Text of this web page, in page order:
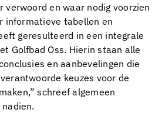
verwoord en waar nodig voorzien
informatieve tabellen en
geresulteerd in een integrale
Golfbad Oss. Hierin staan alle
en aanbevelingen die
keuzes voor de
schreef algemeen